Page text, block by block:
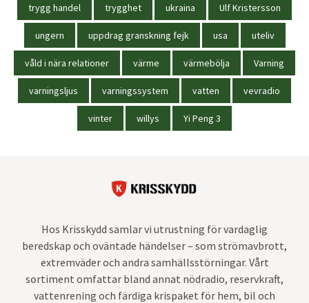
trygg handel trygghet ukraina Ulf Kristersson
ungern uppdrag granskning fejk usa uteliv
våld i nära relationer värme värmebölja Varning
varningsljus varningssystem vatten vevradio
vinter willys Yi Peng 3
Hos Krisskydd samlar vi utrustning för vardaglig
beredskap och oväntade händelser – som strömavbrott,
extremväder och andra samhällsstörningar. Vårt
sortiment omfattar bland annat nödradio, reservkraft,
vattenrening och färdiga krispaket för hem, bil och